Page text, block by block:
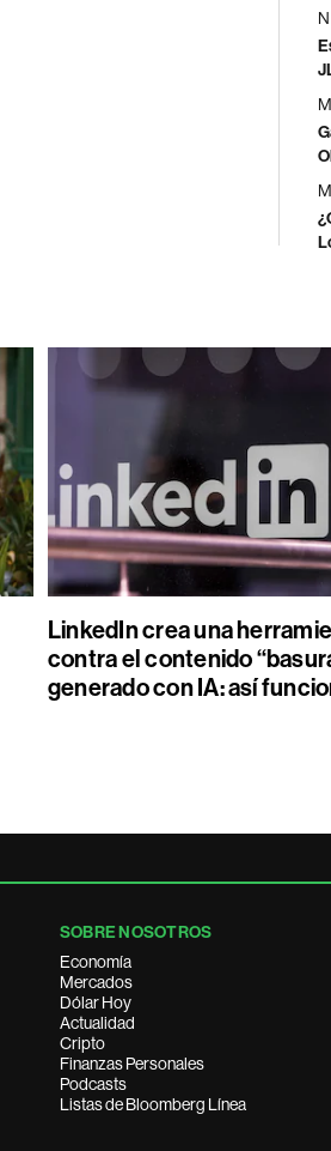
LinkedIn crea una
contra el contenido
generado con IA: así
SOBRE NOSOTROS
Economía
Mercados
Dólar Hoy
Actualidad
Cripto
Finanzas Personales
Podcasts
Listas de Bloomberg Línea